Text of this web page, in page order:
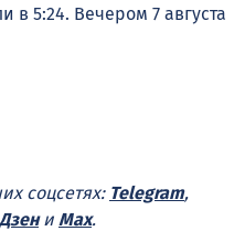
в 5:24. Вечером 7 августа
соцсетях: Telegram,
Дзени Max.